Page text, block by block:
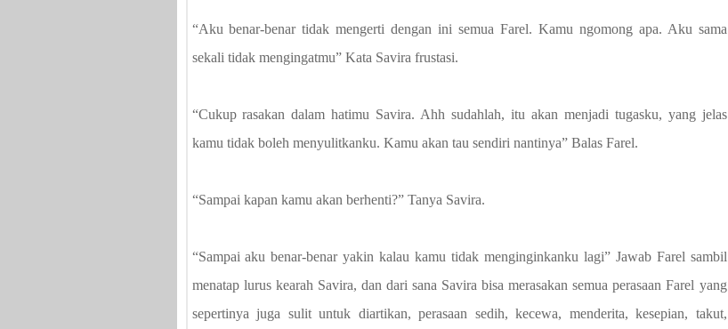
“Aku benar-benar tidak mengerti dengan ini semua Farel. Kamu ngomong apa. Aku sama
sekali tidak mengingatmu” Kata Savira frustasi.
“Cukup rasakan dalam hatimu Savira. Ahh sudahlah, itu akan menjadi tugasku, yang jelas
kamu tidak boleh menyulitkanku. Kamu akan tau sendiri nantinya” Balas Farel.
“Sampai kapan kamu akan berhenti?” Tanya Savira.
“Sampai aku benar-benar yakin kalau kamu tidak menginginkanku lagi” Jawab Farel sambil
menatap lurus kearah Savira, dan dari sana Savira bisa merasakan semua perasaan Farel yang
sepertinya juga sulit untuk diartikan, perasaan sedih, kecewa, menderita, kesepian, takut,